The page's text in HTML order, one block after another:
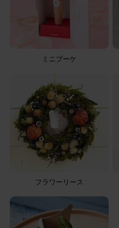
アレンジメント(白)XSサイズ
ミニブーケ
フラワーリース